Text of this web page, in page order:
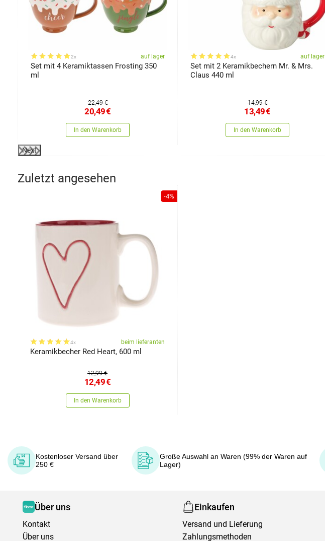
2x auf lager
Set mit 4 Keramiktassen Frosting 350
ml
22,49 €
20,49€
In den Warenkorb
4x auf lager
Set mit 2 Keramikbechern Mr. & Mrs.
Claus 440 ml
14,99 €
13,49€
In den Warenkorb
Next
Zuletzt angesehen
-4%
4x beim lieferanten
Keramikbecher Red Heart, 600 ml
12,99 €
12,49€
In den Warenkorb
Kostenloser Versand über
250 €
Große Auswahl an Waren (99% der Waren auf
Lager)
Über uns
Kontakt
Über uns
Einkaufen
Versand und Lieferung
Zahlungsmethoden